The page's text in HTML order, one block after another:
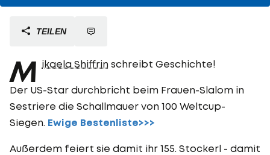
TEILEN
M ikaela Shiffrin schreibt Geschichte!
Der US-Star durchbricht beim Frauen-Slalom in
Sestriere die Schallmauer von 100 Weltcup-
Siegen. Ewige Bestenliste>>>
Außerdem feiert sie damit ihr 155. Stockerl - damit